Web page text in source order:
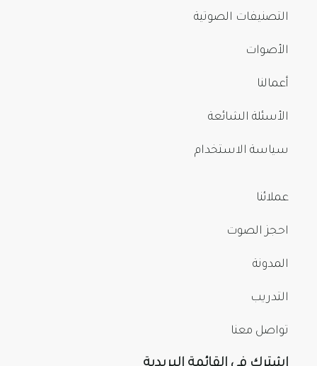
التصنيفات الصوتية
الأصوات
أعمالنا
الأسئلة الشائعة
سياسة الاستخدام
عملائنا
احجز الصوت
المدونة
التدريب
تواصل معنا